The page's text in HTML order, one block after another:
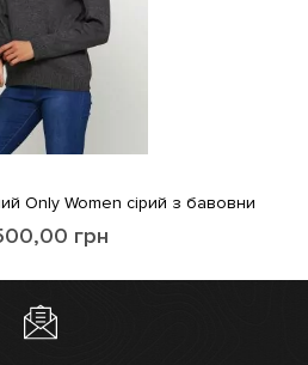
Only Women сірий з бавовни
грн